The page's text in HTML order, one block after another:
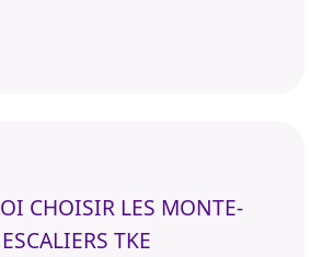
CHOISIR LES MONTE-
ESCALIERS TKE